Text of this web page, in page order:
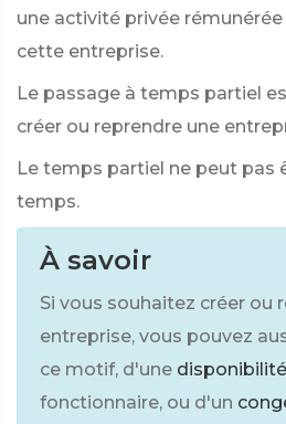
une activité privée
cette entreprise.
Le passage à temps partiel
créer ou reprendre une
Le temps partiel ne peut pas
temps.
À savoir
Si vous souhaitez créer ou
entreprise, vous pouvez
ce motif, d'une disponibilité
fonctionnaire, ou d'un